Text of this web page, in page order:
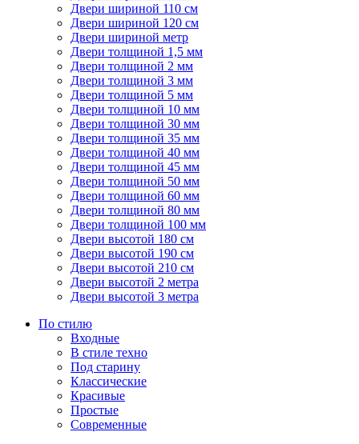
Двери шириной 110 см
Двери шириной 120 см
Двери шириной метр
Двери толщиной 1,5 мм
Двери толщиной 2 мм
Двери толщиной 3 мм
Двери толщиной 5 мм
Двери толщиной 10 мм
Двери толщиной 30 мм
Двери толщиной 35 мм
Двери толщиной 40 мм
Двери толщиной 45 мм
Двери толщиной 50 мм
Двери толщиной 60 мм
Двери толщиной 80 мм
Двери толщиной 100 мм
Двери высотой 180 см
Двери высотой 190 см
Двери высотой 210 см
Двери высотой 2 метра
Двери высотой 3 метра
По стилю
Входные
В стиле техно
Под старину
Классические
Красивые
Простые
Современные